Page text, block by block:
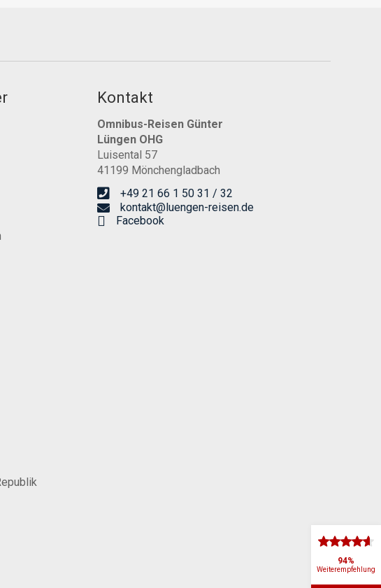
94%
Weiterempfehlung
Kontakt
Omnibus-Reisen Günter
Lüngen OHG
Luisental 57
41199 Mönchengladbach
+49 21 66 1 50 31 / 32
kontakt@luengen-reisen.de
Facebook